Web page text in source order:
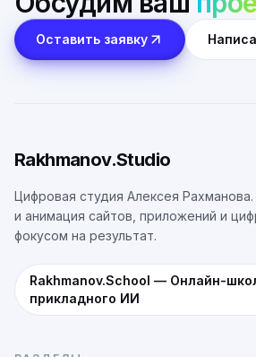
Оставить заявку
Rakhmanov.Studio
Цифровая студия Алексея
и анимация сайтов, приложений и
фокусом на результат.
Rakhmanov.School — Онлайн-
прикладного ИИ